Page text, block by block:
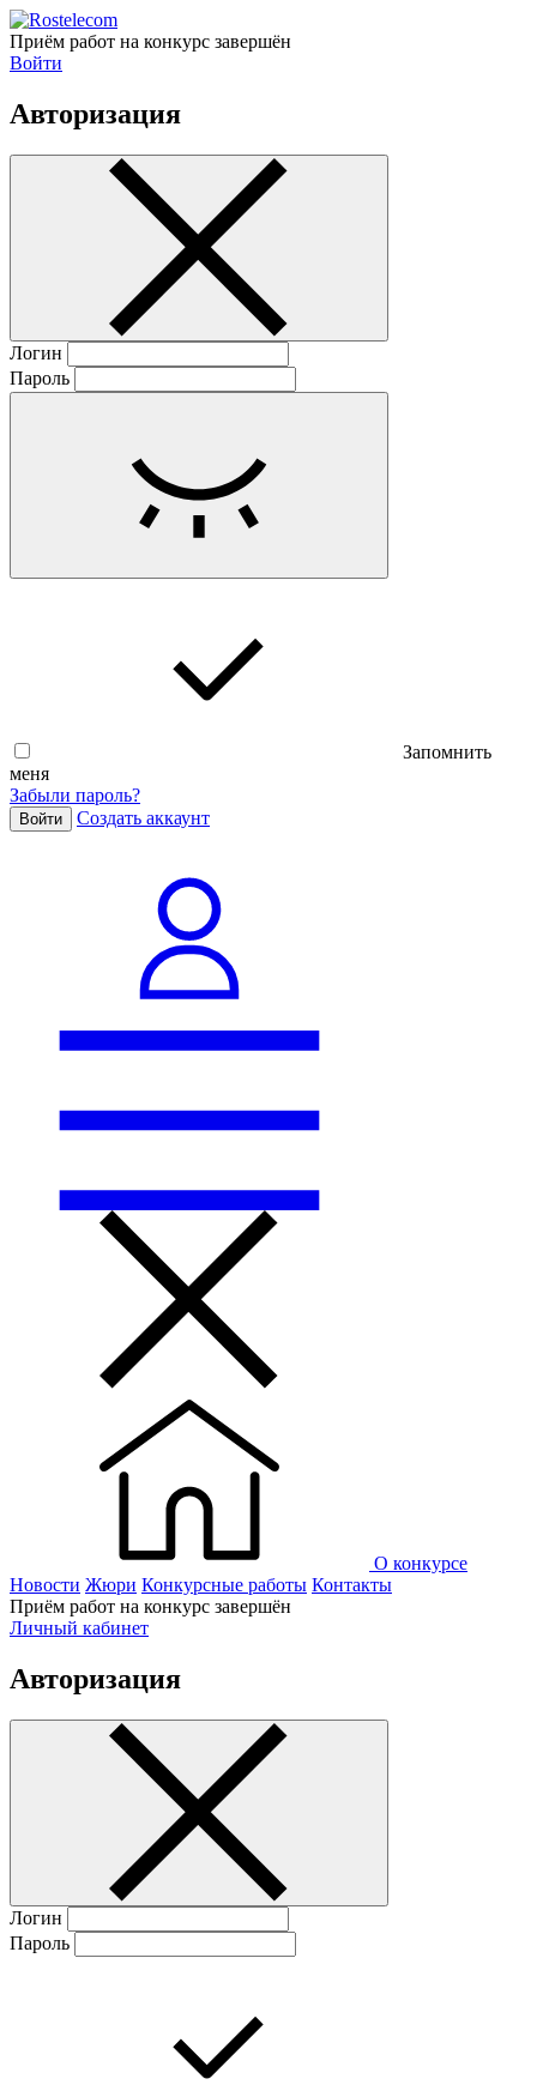
Приём работ на конкурс завершён
Войти
Авторизация
Логин
Пароль
Запомнить
меня
Забыли пароль?
Войти Cоздать аккаунт
О конкурсе
Новости Жюри Конкурсные работы Контакты
Приём работ на конкурс завершён
Личный кабинет
Авторизация
Логин
Пароль